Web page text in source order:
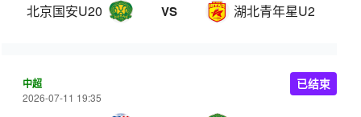
北京国安U20 VS 湖北青年星U20
中超
2026-07-11 19:35
已结束